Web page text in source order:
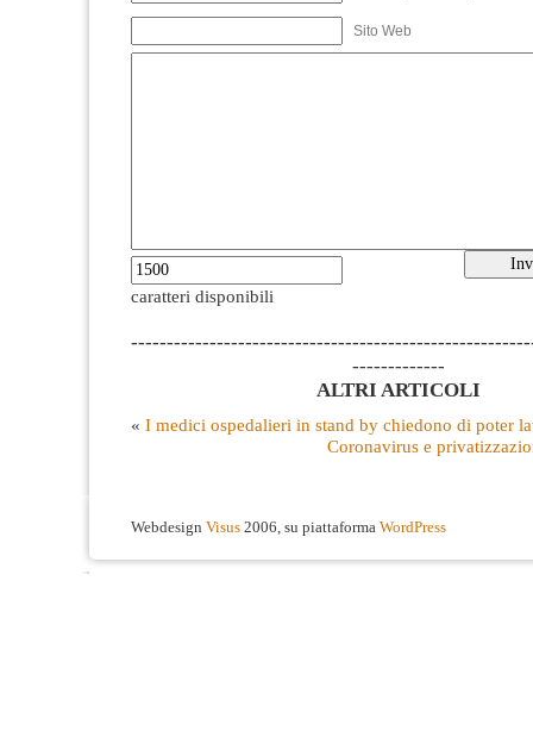
Sito Web
caratteri disponibili
-------------
ALTRI ARTICOLI
« I medici ospedalieri in stand by chiedono di poter
Coronavirus e
Webdesign Visus 2006, su piattaforma WordPress